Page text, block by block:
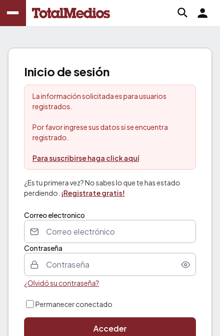
Inicio de sesión
La información solicitada es para usuarios
registrados.
Por favor ingrese sus datos si se encuentra
registrado.
Para suscribirse haga click aquí
¿Es tu primera vez? No sabes lo que te has estado
perdiendo. ¡Registrate gratis!
Correo electronico
Contraseña
¿Olvidó su contraseña?
Permanecer conectado
Acceder